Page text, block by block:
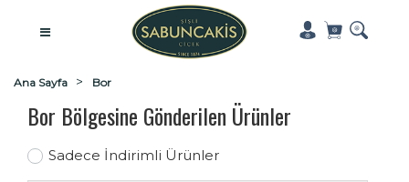
Ana Sayfa Bor
Bor Bölgesine Gönderilen Ürünler
Sadece İndirimli Ürünler